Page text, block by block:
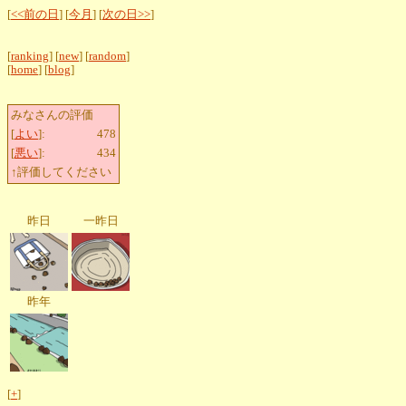
[<<前の日 ] [今月 ] [次の日>>]
[ranking] [new] [random]
[home] [blog]
みなさんの評価
[よい]:
478
[悪い]:
434
↑評価してください
昨日 一昨日
昨年
[+]